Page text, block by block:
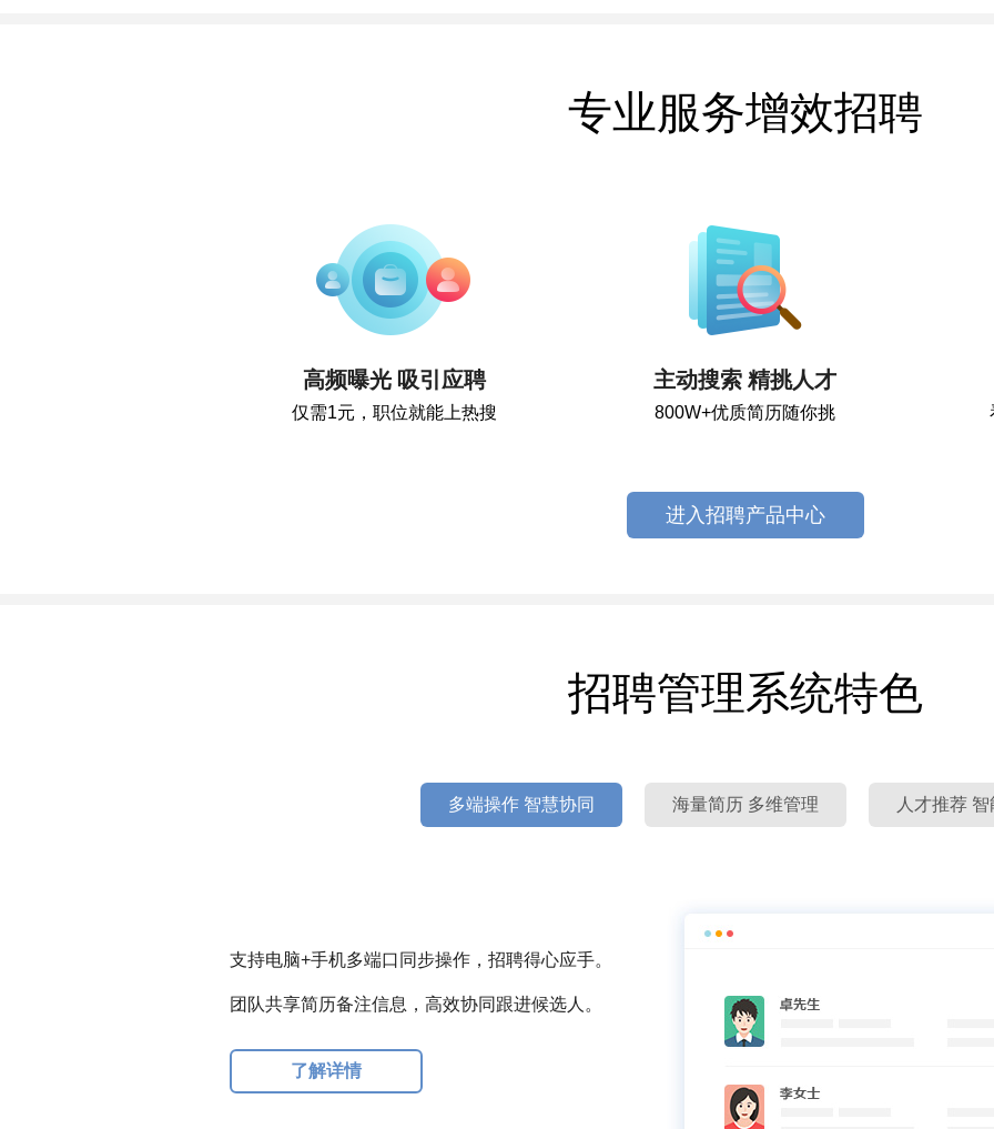
专业服务增效招聘
高频曝光 吸引应聘
仅需1元，职位就能上热搜
主动搜索 精挑人才
800W+优质简历随你挑
进入招聘产品中心
招聘管理系统特色
多端操作 智慧协同 海量简历 多维管理 人才推荐
支持电脑+手机多端口同步操作，招聘得心应手。
团队共享简历备注信息，高效协同跟进候选人。
了解详情